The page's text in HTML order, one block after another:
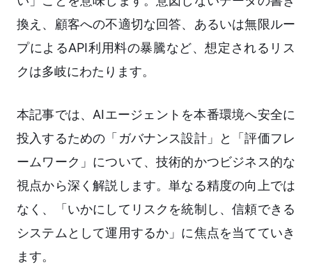
換え、顧客への不適切な回答、あるいは無限ルー
プによるAPI利用料の暴騰など、想定されるリス
クは多岐にわたります。
本記事では、AIエージェントを本番環境へ安全に
投入するための「ガバナンス設計」と「評価フレ
ームワーク」について、技術的かつビジネス的な
視点から深く解説します。単なる精度の向上では
なく、「いかにしてリスクを統制し、信頼できる
システムとして運用するか」に焦点を当てていき
ます。